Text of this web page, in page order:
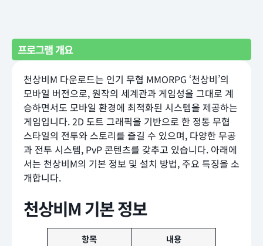
프로그램 개요
천상비M 다운로드는 인기 무협 MMORPG ‘천상비’의
모바일 버전으로, 원작의 세계관과 게임성을 그대로 계
승하면서도 모바일 환경에 최적화된 시스템을 제공하는
게임입니다. 2D 도트 그래픽을 기반으로 한 정통 무협
스타일의 전투와 스토리를 즐길 수 있으며, 다양한 무공
과 전투 시스템, PvP 콘텐츠를 갖추고 있습니다. 아래에
서는 천상비M의 기본 정보 및 설치 방법, 주요 특징을 소
개합니다.
천상비M 기본 정보
항목
내용